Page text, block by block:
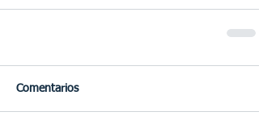
Comentarios